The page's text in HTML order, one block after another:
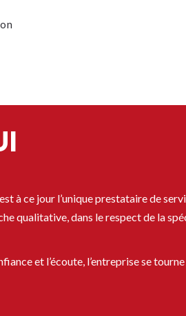
à ce jour l’unique prestataire de
qualitative, dans le respect de la
et l’écoute, l’entreprise se